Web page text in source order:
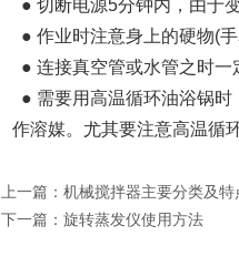
● 切断电源5分钟内，由于
● 作业时注意身上的硬物(
● 连接真空管或水管之时
● 需要用高温循环油浴锅
作溶媒。尤其要注意高温循
上一篇： 机械搅拌器主要分类及特
下一篇： 旋转蒸发仪使用方法